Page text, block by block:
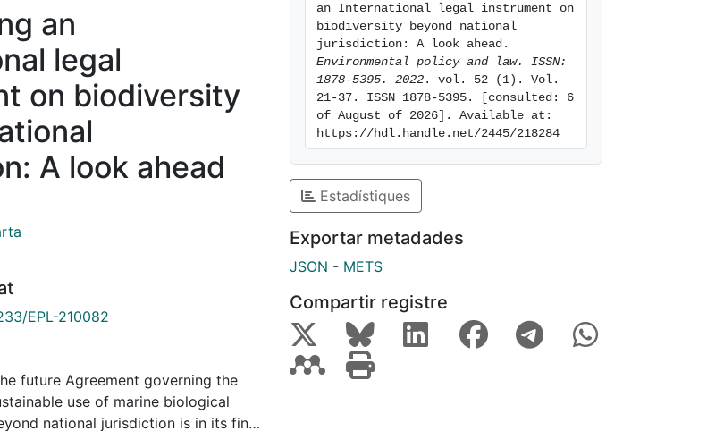
an
legal
on biodiversity
A look ahead
EPL-210082
future Agreement governing the
use of marine biological
national jurisdiction is in its final
an International legal instrument on
biodiversity beyond national
Environmental policy and law. ISSN:
1878-5395. 2022 . vol. 52 (1). Vol.
21-37. ISSN 1878-5395. [consulted: 6
of August of 2026]. Available at:
https://hdl.handle.net/2445/218284
Estadístiques
Exportar metadades
JSON - METS
Compartir registre